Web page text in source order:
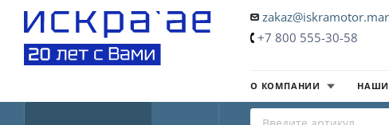
+7 800 555-30-58
О КОМПАНИИ НАШИ